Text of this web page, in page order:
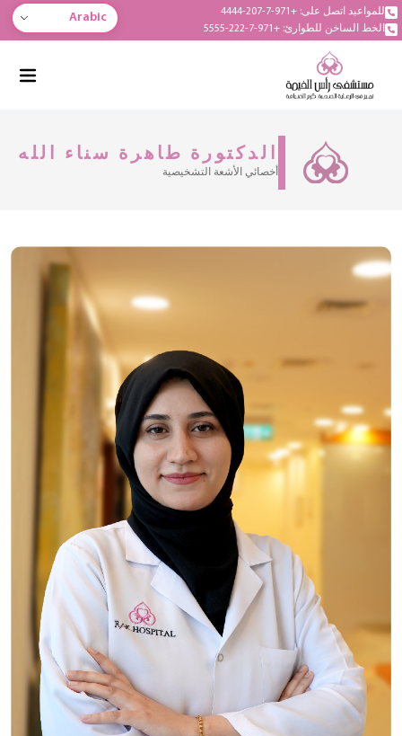
للمواعيد اتصل على: +971-7-207-4444
الخط الساخن للطوارئ: +971-7-222-5555
Arabic
الدكتورة طاهرة سناء الله
أخصائي الأشعة التشخيصية